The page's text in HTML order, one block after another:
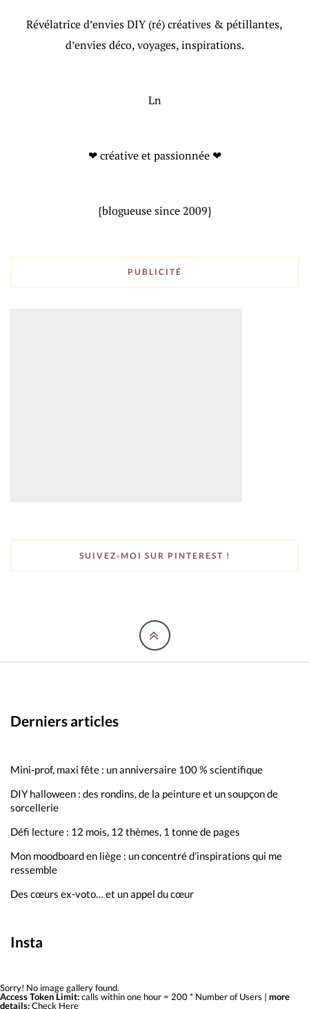
Révélatrice d’envies DIY (ré) créatives & pétillantes,
d’envies déco, voyages, inspirations.
Ln
❤ créative et passionnée ❤
{blogueuse since 2009}
PUBLICITÉ
SUIVEZ-MOI SUR PINTEREST !
Derniers articles
Mini-prof, maxi fête : un anniversaire 100 % scientifique
DIY halloween : des rondins, de la peinture et un soupçon de
sorcellerie
Défi lecture : 12 mois, 12 thèmes, 1 tonne de pages
Mon moodboard en liège : un concentré d’inspirations qui me
ressemble
Des cœurs ex-voto… et un appel du cœur
Insta
Sorry! No image gallery found.
Access Token Limit:calls within one hour = 200 * Number of Users | more
details:Check Here